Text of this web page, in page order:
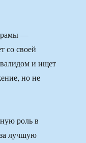
—
со своей
и ищет
но не
роль в
лучшую